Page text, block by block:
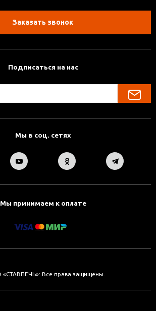
Заказать звонок
Подписаться на нас
Мы в соц. сетях
Мы принимаем к оплате
«СТАВПЕЧЬ»: Все права защищены.